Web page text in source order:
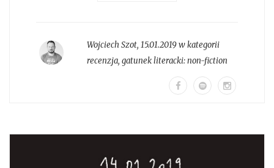
Wojciech Szot, 15.01.2019 w kategorii
recenzja, gatunek literacki:non-fiction